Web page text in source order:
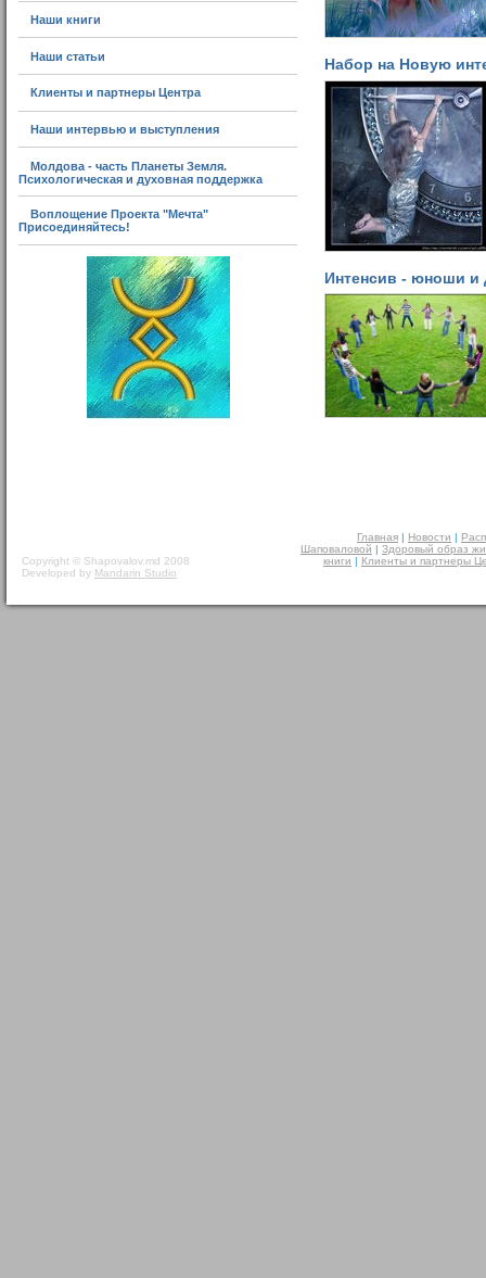
Наши книги
Наши статьи
Клиенты и партнеры Центра
Наши интервью и выступления
Молдова - часть Планеты Земля.
Психологическая и духовная поддержка
Воплощение Проекта "Мечта"
Присоединяйтесь!
Набор на Новую
Интенсив - юноши и
Copyright © Shapovalov.md 2008
Developed by Mandarin Studio
Главная | Новости |
Шаповаловой | Здоровый образ
книги | Клиенты и партнеры